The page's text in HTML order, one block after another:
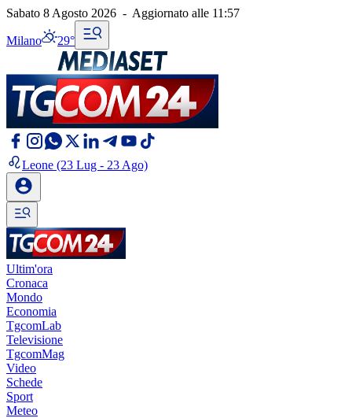
Sabato 8 Agosto 2026 - Aggiornato alle 11:57
Milano 29°
Leone (23 Lug - 23 Ago)
Ultim'ora
Cronaca
Mondo
Economia
TgcomLab
Televisione
TgcomMag
Video
Schede
Sport
Meteo